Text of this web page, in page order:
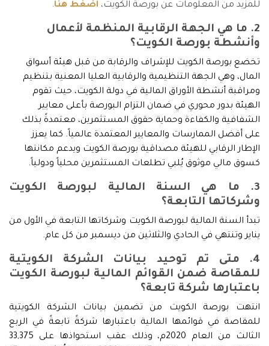
للمزيد من المعلومات عن بورصة الكويت، اضغط هنا.
2. ما هي الجهة الرقابية المنظمة لأعمال
وأنشطة بورصة الكويت؟
تخضع بورصة الكويت للإشراف والرقابة من قبل هيئة أسواق
المال، وهي الجهة التنظيمية والرقابية العليا المعنية بتنظيم
ومراقبة أنشطة الأوراق المالية في دولة الكويت، حيث تقوم
الهيئة بدور محوري في ضمان التزام البورصة بأعلى معايير
الشفافية والكفاءة وحماية حقوق المستثمرين، معتمدةً بذلك
على أفضل الممارسات والمعايير المعتمدة عالمياً. كما يعزز
الإطار الرقابي للهيئة مصداقية بورصة الكويت ويدعم مكانتها
كسوق مالي موثوق يُلبي تطلعات المستثمرين محلياً ودولياً.
3. ما هي السنة المالية لبورصة الكويت
وشركاتها التابعة؟
تبدأ السنة المالية لبورصة الكويت وشركاتها التابعة في الأول من
يناير وتنتهي في الحادي والثلاثين من ديسمبر من كل عام.
4. متى تم توحيد بيانات الشركة الكويتية
للمقاصة ضمن القوائم المالية لبورصة الكويت
باعتبارها شركة تابعة؟
انتهت بورصة الكويت من تضمين بيانات الشركة الكويتية
للمقاصة في قوائمها المالية باعتبارها شركةً تابعةً في الربع
الثالث من العام 2020م، وذلك عقب استحواذها على 33,375